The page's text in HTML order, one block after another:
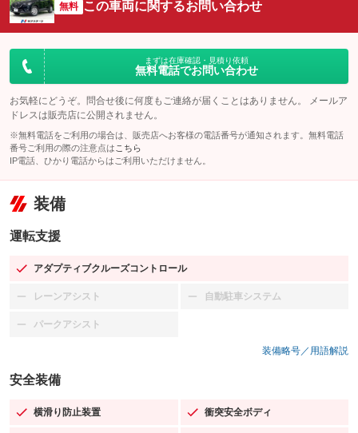
無料 この車両に関するお問い合わせ
まずは在庫確認・見積り依頼
無料電話でお問い合わせ
お気軽にどうぞ。問合せ後に何度もご連絡が届くことはありません。 メールア
ドレスは販売店に公開されません。
※無料電話をご利用の場合は、販売店へお客様の電話番号が通知されます。無料電話
番号ご利用の際の注意点は こちら
IP電話、ひかり電話からはご利用いただけません。
装備
運転支援
アダプティブクルーズコントロール
：装備あり
レーンアシスト
：装備なし 自動駐車システム
：装備なし
パークアシスト
：装備なし
装備略号／用語解説
安全装備
横滑り防止装置
：装備あり 衝突安全ボディ
：装備あり